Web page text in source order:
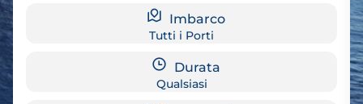
Imbarco
Tutti i Porti
Durata
Qualsiasi